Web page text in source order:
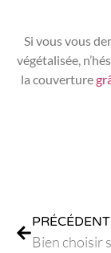
Si vous vous
végétalisée,
la couverture
PRÉCÉDENT